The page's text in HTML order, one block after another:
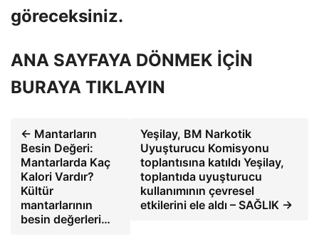
göreceksiniz.
ANA SAYFAYA DÖNMEK İÇİN
BURAYA TIKLAYIN
← Mantarların
Besin Değeri:
Mantarlarda Kaç
Kalori Vardır?
Kültür
mantarlarının
besin değerleri…
Yeşilay, BM Narkotik
Uyuşturucu Komisyonu
toplantısına katıldı Yeşilay,
toplantıda uyuşturucu
kullanımının çevresel
etkilerini ele aldı – SAĞLIK →